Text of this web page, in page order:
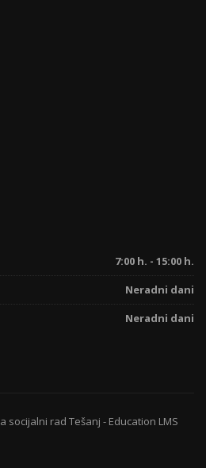
7:00 h. - 15:00 h.
Neradni dani
Neradni dani
socijalni rad Tešanj - Education LMS